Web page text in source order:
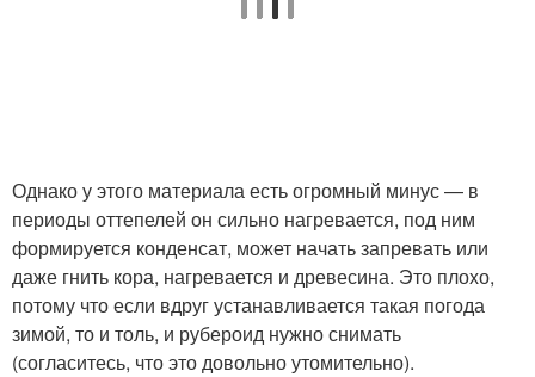
Однако у этого материала есть огромный минус — в
периоды оттепелей он сильно нагревается, под ним
формируется конденсат, может начать запревать или
даже гнить кора, нагревается и древесина. Это плохо,
потому что если вдруг устанавливается такая погода
зимой, то и толь, и рубероид нужно снимать
(согласитесь, что это довольно утомительно).